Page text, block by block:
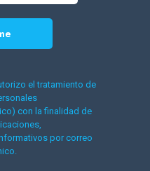
el tratamiento de
con la finalidad de
por correo